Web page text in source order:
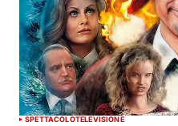
SPETTACOLOTELEVISIONE